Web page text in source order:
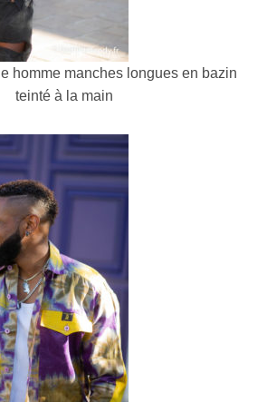
homme manches longues en bazin
teinté à la main